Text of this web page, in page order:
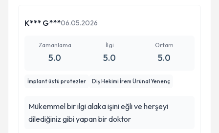
K*** G***06.05.2026
Zamanlama
5.0
İlgi
5.0
Ortam
5.0
İmplant üstü protezler Diş Hekimi İrem Ürünal Yenenç
Mükemmel bir ilgi alaka işini eğli ve herşeyi
dilediğiniz gibi yapan bir doktor